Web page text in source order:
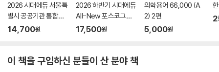
2026 시대에듀 서울특
별시 공공기관 통합채
용 NCS+최신상식+일
14,700원
2026 하반기 시대에듀
All-New 포스코그룹
온라인 PAT 생산기술
17,500원
의학용어 66,000 (A
2) 2편
5,000원
이 책을 구입하신 분들이 산 분야 책